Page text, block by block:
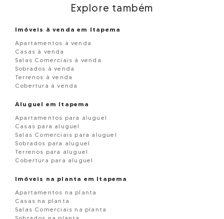
Explore também
Imóveis à venda em Itapema
Apartamentos à venda
Casas à venda
Salas Comerciais à venda
Sobrados à venda
Terrenos à venda
Cobertura à venda
Aluguel em Itapema
Apartamentos para aluguel
Casas para aluguel
Salas Comerciais para aluguel
Sobrados para aluguel
Terrenos para aluguel
Cobertura para aluguel
Imóveis na planta em Itapema
Apartamentos na planta
Casas na planta
Salas Comerciais na planta